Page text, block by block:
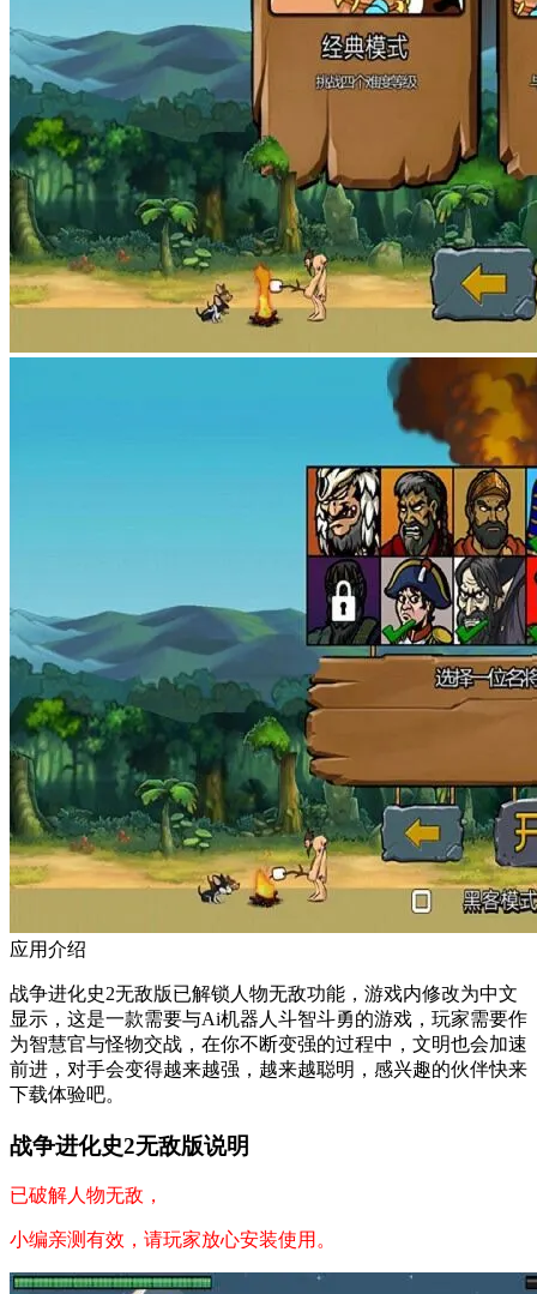
应用介绍
战争进化史2无敌版已解锁人物无敌功能，游戏内修改为中文
显示，这是一款需要与Ai机器人斗智斗勇的游戏，玩家需要作
为智慧官与怪物交战，在你不断变强的过程中，文明也会加速
前进，对手会变得越来越强，越来越聪明，感兴趣的伙伴快来
下载体验吧。
战争进化史2无敌版说明
已破解人物无敌，
小编亲测有效，请玩家放心安装使用。